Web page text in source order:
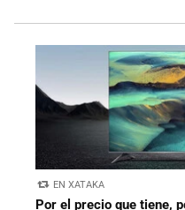
EN XATAKA
Por el precio que tiene,